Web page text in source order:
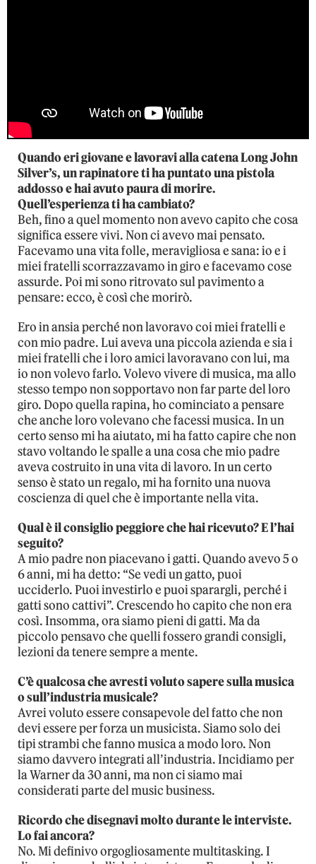
Quando eri giovane e lavoravi alla catena Long John
Silver’s, un rapinatore ti ha puntato una pistola
addosso e hai avuto paura di morire.
Quell’esperienza ti ha cambiato?
Beh, fino a quel momento non avevo capito che cosa
significa essere vivi. Non ci avevo mai pensato.
Facevamo una vita folle, meravigliosa e sana: io e i
miei fratelli scorrazzavamo in giro e facevamo cose
assurde. Poi mi sono ritrovato sul pavimento a
pensare: ecco, è così che morirò.
Ero in ansia perché non lavoravo coi miei fratelli e
con mio padre. Lui aveva una piccola azienda e sia i
miei fratelli che i loro amici lavoravano con lui, ma
io non volevo farlo. Volevo vivere di musica, ma allo
stesso tempo non sopportavo non far parte del loro
giro. Dopo quella rapina, ho cominciato a pensare
che anche loro volevano che facessi musica. In un
certo senso mi ha aiutato, mi ha fatto capire che non
stavo voltando le spalle a una cosa che mio padre
aveva costruito in una vita di lavoro. In un certo
senso è stato un regalo, mi ha fornito una nuova
coscienza di quel che è importante nella vita.
Qual è il consiglio peggiore che hai ricevuto? E l’hai
seguito?
A mio padre non piacevano i gatti. Quando avevo 5 o
6 anni, mi ha detto: “Se vedi un gatto, puoi
ucciderlo. Puoi investirlo e puoi sparargli, perché i
gatti sono cattivi”. Crescendo ho capito che non era
così. Insomma, ora siamo pieni di gatti. Ma da
piccolo pensavo che quelli fossero grandi consigli,
lezioni da tenere sempre a mente.
C’è qualcosa che avresti voluto sapere sulla musica
o sull’industria musicale?
Avrei voluto essere consapevole del fatto che non
devi essere per forza un musicista. Siamo solo dei
tipi strambi che fanno musica a modo loro. Non
siamo davvero integrati all’industria. Incidiamo per
la Warner da 30 anni, ma non ci siamo mai
considerati parte del music business.
Ricordo che disegnavi molto durante le interviste.
Lo fai ancora?
No. Mi definivo orgogliosamente multitasking. I